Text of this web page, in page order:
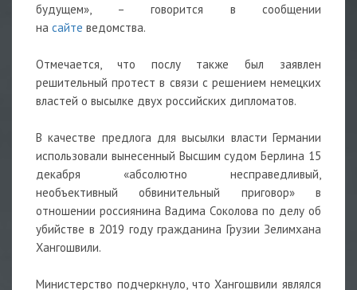
будущем», – говорится в сообщении
на сайте ведомства.
Отмечается, что послу также был заявлен
решительный протест в связи с решением немецких
властей о высылке двух российских дипломатов.
В качестве предлога для высылки власти Германии
использовали вынесенный Высшим судом Берлина 15
декабря «абсолютно несправедливый,
необъективный обвинительный приговор» в
отношении россиянина Вадима Соколова по делу об
убийстве в 2019 году гражданина Грузии Зелимхана
Хангошвили.
Министерство подчеркнуло, что Хангошвили являлся